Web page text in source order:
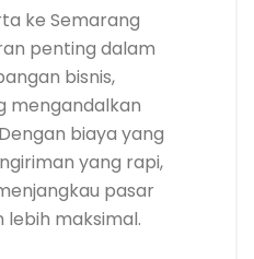
ke Semarang
penting dalam
bisnis,
mengandalkan
biaya yang
yang rapi,
pasar
lebih maksimal.